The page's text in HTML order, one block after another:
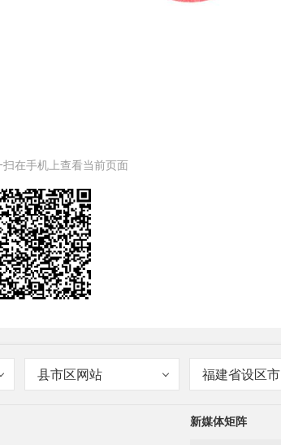
扫在手机上查看当前页面
县市区网站 福建省设区市
新媒体矩阵